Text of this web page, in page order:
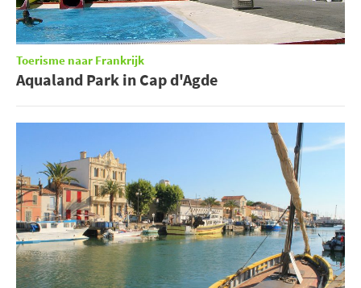
Toerisme naar Frankrijk
Aqualand Park in Cap d'Agde